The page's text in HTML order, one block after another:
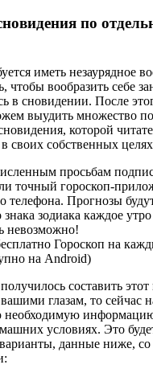
по
иметь незаурядное
чтобы вообразить себе
в сновидении. После
выудить множество
которой
в своих собственных
просьбам
точный гороскоп-
телефона. Прогнозы
знака зодиака каждое
невозможно!
Гороскоп на
на Android)
составить
глазам, то сейчас
необходимую
условиях. Это
данные ниже,